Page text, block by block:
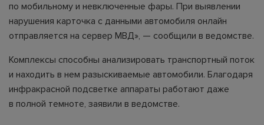
по мобильному и невключенные фары. При выявлении
нарушения карточка с данными автомобиля онлайн
отправляется на сервер МВД», — сообщили в ведомстве.
Комплексы способны анализировать транспортный поток
и находить в нем разыскиваемые автомобили. Благодаря
инфракрасной подсветке аппараты работают даже
в полной темноте, заявили в ведомстве.